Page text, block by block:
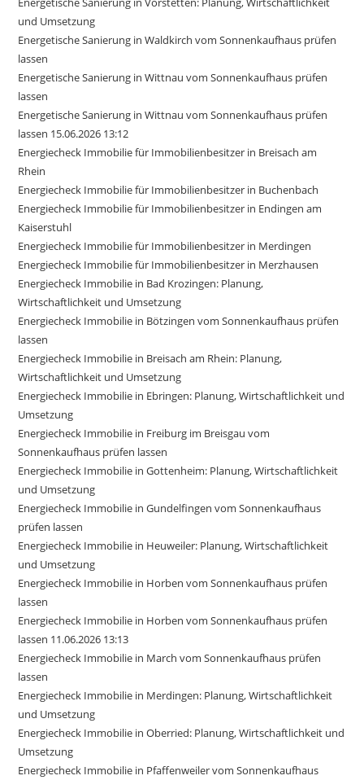
und Umsetzung
Energetische Sanierung in Waldkirch vom Sonnenkaufhaus prüfen
lassen
Energetische Sanierung in Wittnau vom Sonnenkaufhaus prüfen
lassen
Energetische Sanierung in Wittnau vom Sonnenkaufhaus prüfen
lassen 15.06.2026 13:12
Energiecheck Immobilie für Immobilienbesitzer in Breisach am
Rhein
Energiecheck Immobilie für Immobilienbesitzer in Buchenbach
Energiecheck Immobilie für Immobilienbesitzer in Endingen am
Kaiserstuhl
Energiecheck Immobilie für Immobilienbesitzer in Merdingen
Energiecheck Immobilie für Immobilienbesitzer in Merzhausen
Energiecheck Immobilie in Bad Krozingen: Planung,
Wirtschaftlichkeit und Umsetzung
Energiecheck Immobilie in Bötzingen vom Sonnenkaufhaus prüfen
lassen
Energiecheck Immobilie in Breisach am Rhein: Planung,
Wirtschaftlichkeit und Umsetzung
Energiecheck Immobilie in Ebringen: Planung, Wirtschaftlichkeit und
Umsetzung
Energiecheck Immobilie in Freiburg im Breisgau vom
Sonnenkaufhaus prüfen lassen
Energiecheck Immobilie in Gottenheim: Planung, Wirtschaftlichkeit
und Umsetzung
Energiecheck Immobilie in Gundelfingen vom Sonnenkaufhaus
prüfen lassen
Energiecheck Immobilie in Heuweiler: Planung, Wirtschaftlichkeit
und Umsetzung
Energiecheck Immobilie in Horben vom Sonnenkaufhaus prüfen
lassen
Energiecheck Immobilie in Horben vom Sonnenkaufhaus prüfen
lassen 11.06.2026 13:13
Energiecheck Immobilie in March vom Sonnenkaufhaus prüfen
lassen
Energiecheck Immobilie in Merdingen: Planung, Wirtschaftlichkeit
und Umsetzung
Energiecheck Immobilie in Oberried: Planung, Wirtschaftlichkeit und
Umsetzung
Energiecheck Immobilie in Pfaffenweiler vom Sonnenkaufhaus